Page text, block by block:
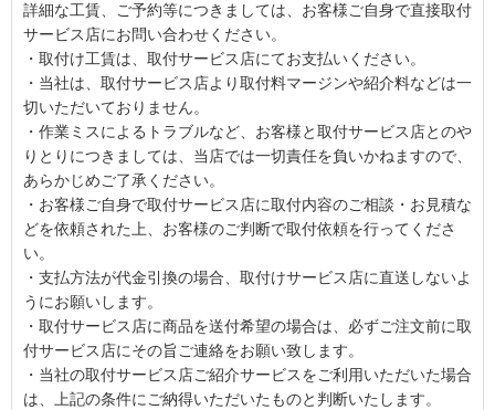
詳細な工賃、ご予約等につきましては、お客様ご自身で直接取付
サービス店にお問い合わせください。
・取付け工賃は、取付サービス店にてお支払いください。
・当社は、取付サービス店より取付料マージンや紹介料などは一
切いただいておりません。
・作業ミスによるトラブルなど、お客様と取付サービス店とのや
りとりにつきましては、当店では一切責任を負いかねますので、
あらかじめご了承ください。
・お客様ご自身で取付サービス店に取付内容のご相談・お見積な
どを依頼された上、お客様のご判断で取付依頼を行ってくださ
い。
・支払方法が代金引換の場合、取付けサービス店に直送しないよ
うにお願いします。
・取付サービス店に商品を送付希望の場合は、必ずご注文前に取
付サービス店にその旨ご連絡をお願い致します。
・当社の取付サービス店ご紹介サービスをご利用いただいた場合
は、上記の条件にご納得いただいたものと判断いたします。